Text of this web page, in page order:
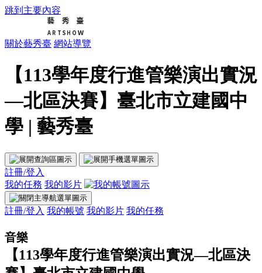
跳到主要內容
關於藝秀臺 網站導覽
【113學年度行進管樂演出實況
—北區決賽】臺北市立建國中
學 | 藝秀臺
註冊/登入
我的任務 我的影片
註冊/登入 我的帳號 我的影片 我的任務
音樂
【113學年度行進管樂演出實況—北區決